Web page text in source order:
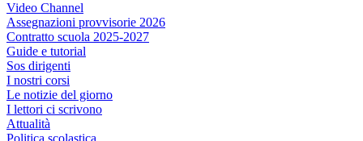
Video Channel
Assegnazioni provvisorie 2026
Contratto scuola 2025-2027
Guide e tutorial
Sos dirigenti
I nostri corsi
Le notizie del giorno
I lettori ci scrivono
Attualità
Politica scolastica